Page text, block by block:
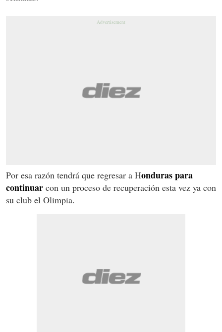
Por esa razón tendrá que regresar a Honduras para
continuar con un proceso de recuperación esta vez ya con
su club el Olimpia.